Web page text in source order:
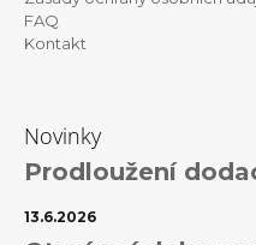
FAQ
Kontakt
Novinky
Prodloužení
13.6.2026